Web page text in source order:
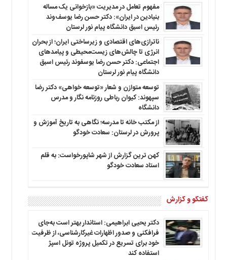
مفهوم تعامل در مدیریت «بازخوانی یک مساله
بنیادین در ایران»: دکتر حسن رضا یوسف‌وند
رئیس اسبق دانشگاه پیام نور لرستان
ناترازی‌های اقتصادی و زیرساختی ایران؛ از بحران
انرژی تا چالش‌های زیست‌محیطی و پیامدهای
اجتماعی: دکتر حسن رضا یوسفوند رئیس اسبق
دانشگاه پیام نور لرستان
توسعه متوازن و شعار «توسعه خواهی» دکتر رضا
سپهوند: کیوان رباطی روزنامه نگار و مدرس
دانشگاه
از مکتب خانه تا مدرسه؛ نگاهی به تاریخ آموزش و
پرورش در لرستان: سعادت خودگو
کهن ترین گزارش از شهر شاپورخواست: به قلم
استاد سعادت خودگو
گفتگو و گزارش
دکتر یحیی ابراهیمی: استاندار بهتر است به‌جای
فرافکنی و صدور اظهارات غیرکارشناسی، از ظرفیت
خود برای تسریع در تکمیل پروژه تونل اسپژ
استفاده کند